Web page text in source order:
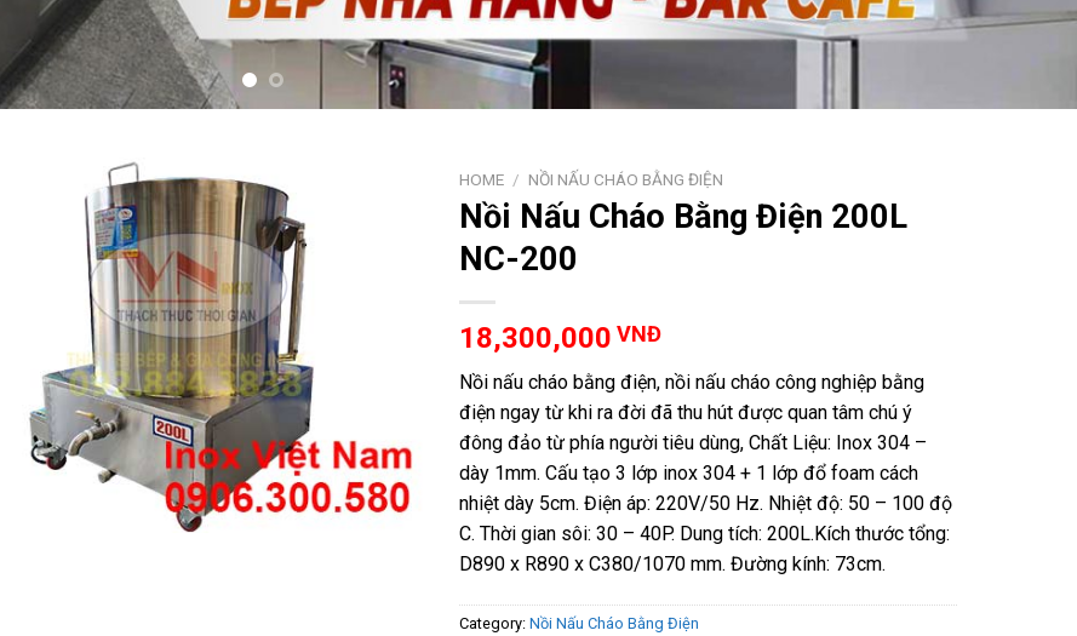
HOME / NỒI NẤU CHÁO BẰNG ĐIỆN
Nồi Nấu Cháo Bằng Điện 200L
NC-200
18,300,000 VNĐ
Nồi nấu cháo bằng điện, nồi nấu cháo công nghiệp bằng
điện ngay từ khi ra đời đã thu hút được quan tâm chú ý
đông đảo từ phía người tiêu dùng, Chất Liệu: Inox 304 –
dày 1mm. Cấu tạo 3 lớp inox 304 + 1 lớp đổ foam cách
nhiệt dày 5cm. Điện áp: 220V/50 Hz. Nhiệt độ: 50 – 100 độ
C. Thời gian sôi: 30 – 40P. Dung tích: 200L.Kích thước tổng:
D890 x R890 x C380/1070 mm. Đường kính: 73cm.
Category: Nồi Nấu Cháo Bằng Điện